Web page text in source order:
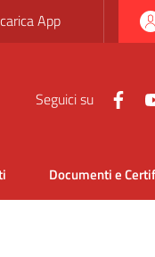
App
Seguici su
Documenti e